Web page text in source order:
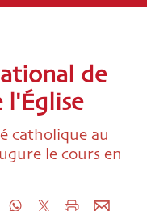
de
l'Église
catholique au
le cours en